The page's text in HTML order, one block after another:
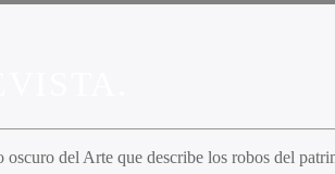
del Arte que describe los robos del